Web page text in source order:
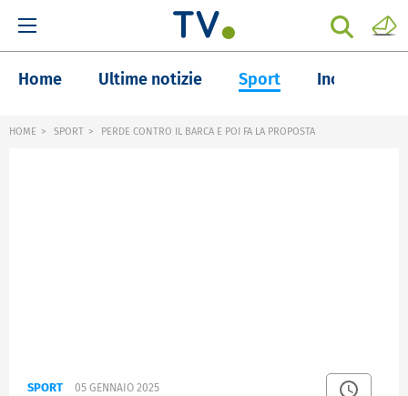
Home Ultime notizie Sport Inchieste
HOME SPORT PERDE CONTRO IL BARCA E POI FA LA PROPOSTA
SPORT 05 GENNAIO 2025